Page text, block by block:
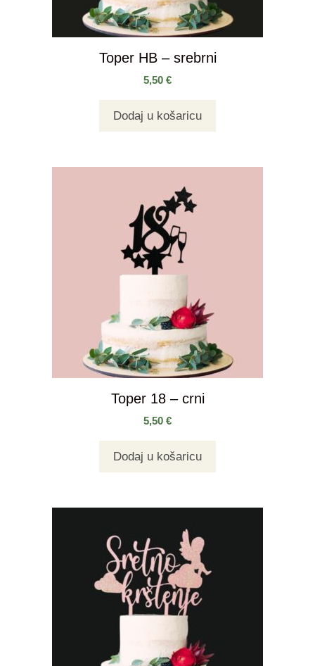
Toper HB – srebrni
5,50 €
Dodaj u košaricu
Toper 18 – crni
5,50 €
Dodaj u košaricu